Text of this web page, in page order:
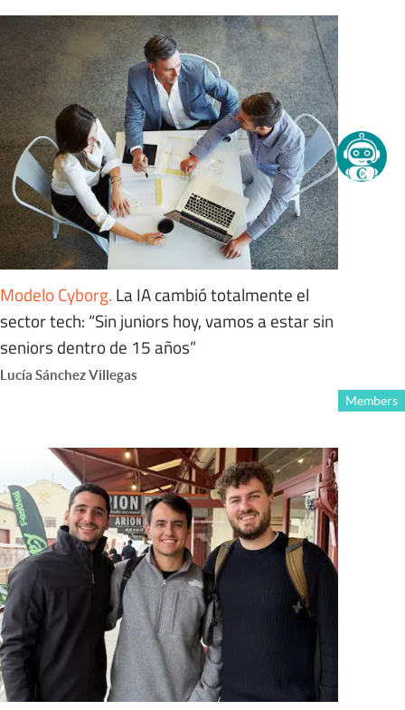
Modelo Cyborg. La IA cambió totalmente el
sector tech: “Sin juniors hoy, vamos a estar sin
seniors dentro de 15 años”
Lucía Sánchez Villegas
Members